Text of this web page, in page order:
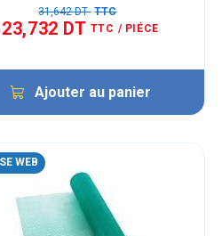
31,642 DT TTC
23,732 DT TTC / PIÉCE
Ajouter au panier
WEB